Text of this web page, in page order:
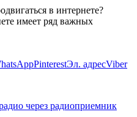
в интернете?
имеет ряд важных
PinterestЭл. адресViber
через радиоприемник